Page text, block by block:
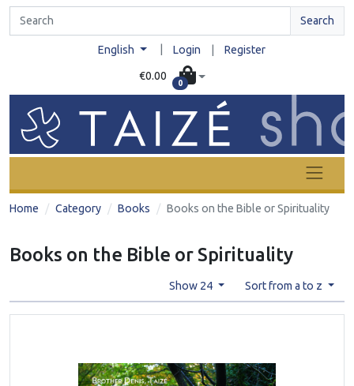
Search
English Login Register
€0.00
0
Home Category Books Books on the Bible or Spirituality
Books on the Bible or Spirituality
Show 24 Sort from a to z